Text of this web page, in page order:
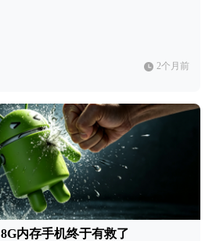
2个月前
内存手机终于有救了